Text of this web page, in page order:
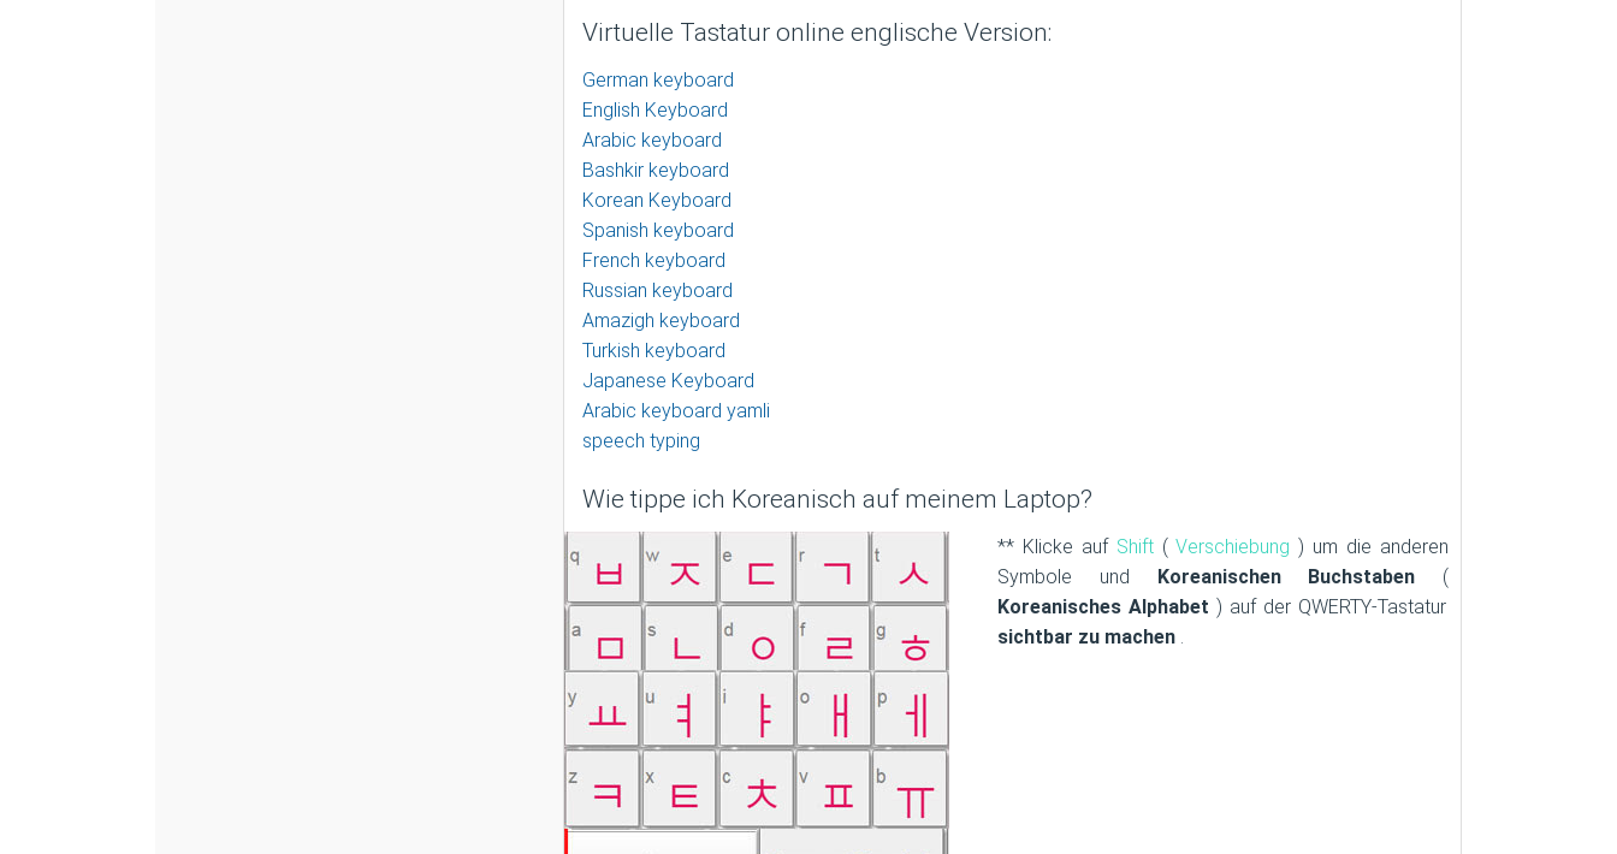
Virtuelle Tastatur online englische Version:
German keyboard
English Keyboard
Arabic keyboard
Bashkir keyboard
Korean Keyboard
Spanish keyboard
French keyboard
Russian keyboard
Amazigh keyboard
Turkish keyboard
Japanese Keyboard
Arabic keyboard yamli
speech typing
Wie tippe ich Koreanisch auf meinem Laptop?
** Klicke auf Shift (Verschiebung) um die anderen
Symbole und Koreanischen Buchstaben (
Koreanisches Alphabet ) auf der QWERTY-Tastatur
sichtbar zu machen